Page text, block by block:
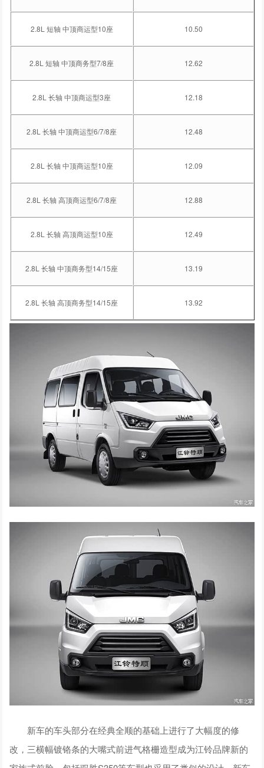
2.8L 短轴 中顶商运型10座 10.50
2.8L 短轴 中顶商务型7/8座 12.62
2.8L 长轴 中顶商运型3座 12.18
2.8L 长轴 中顶商运型6/7/8座 12.48
2.8L 长轴 中顶商运型10座 12.09
2.8L 长轴 高顶商运型6/7/8座 12.88
2.8L 长轴 高顶商运型10座 12.49
2.8L 长轴 中顶商务型14/15座 13.19
2.8L 长轴 高顶商务型14/15座 13.92
新车的车头部分在经典全顺的基础上进行了大幅度的修
改，三横幅镀铬条的大嘴式前进气格栅造型成为江铃品牌新的